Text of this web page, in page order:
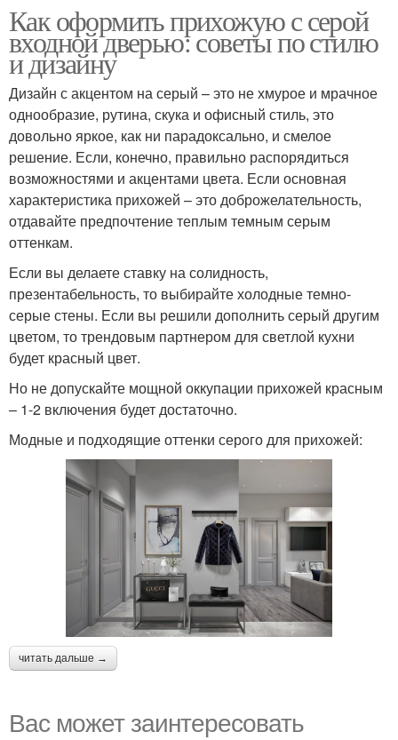
Входная дверь
Дверь в небольших
прихожих
Серо-белая прихожая
Как оформить прихожую с серой
входной дверью: советы по стилю
и дизайну
Дизайн с акцентом на серый – это не хмурое и мрачное
однообразие, рутина, скука и офисный стиль, это
довольно яркое, как ни парадоксально, и смелое
решение. Если, конечно, правильно распорядиться
возможностями и акцентами цвета. Если основная
характеристика прихожей – это доброжелательность,
отдавайте предпочтение теплым темным серым
оттенкам.
Если вы делаете ставку на солидность,
презентабельность, то выбирайте холодные темно-
серые стены. Если вы решили дополнить серый другим
цветом, то трендовым партнером для светлой кухни
будет красный цвет.
Но не допускайте мощной оккупации прихожей красным
– 1-2 включения будет достаточно.
Модные и подходящие оттенки серого для прихожей:
читать дальше →
Вас может заинтересовать